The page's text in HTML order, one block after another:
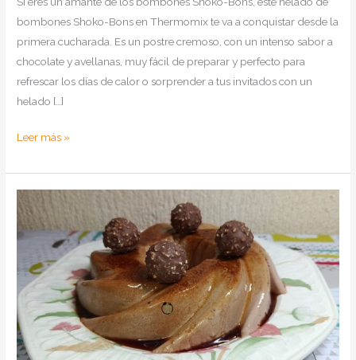
bombones Shoko-Bons en Thermomix te va a conquistar desde la
primera cucharada. Es un postre cremoso, con un intenso sabor a
chocolate y avellanas, muy fácil de preparar y perfecto para
refrescar los días de calor o sorprender a tus invitados con un
helado […]
Como
helado
de
bombones
Shoko-
Leer más »